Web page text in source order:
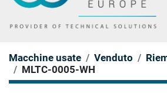
Macchine usate Venduto
MLTC-0005-WH